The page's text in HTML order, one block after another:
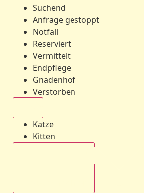
Suchend
Anfrage gestoppt
Notfall
Reserviert
Vermittelt
Endpflege
Gnadenhof
Verstorben
Katze
Kitten